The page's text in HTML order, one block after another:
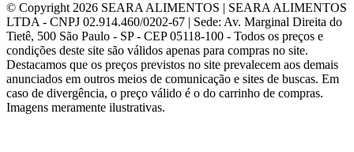
© Copyright 2026 SEARA ALIMENTOS | SEARA ALIMENTOS
LTDA - CNPJ 02.914.460/0202-67 | Sede: Av. Marginal Direita do
Tietê, 500 São Paulo - SP - CEP 05118-100 - Todos os preços e
condições deste site são válidos apenas para compras no site.
Destacamos que os preços previstos no site prevalecem aos demais
anunciados em outros meios de comunicação e sites de buscas. Em
caso de divergência, o preço válido é o do carrinho de compras.
Imagens meramente ilustrativas.